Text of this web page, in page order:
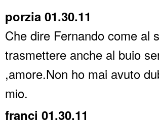
porzia 01.30.11
Che dire Fernando come al
trasmettere anche al buio
,amore.Non ho mai avuto
mio.
franci 01.30.11